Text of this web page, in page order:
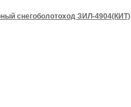
снегоболотоход ЗИЛ-4904(КИТ)